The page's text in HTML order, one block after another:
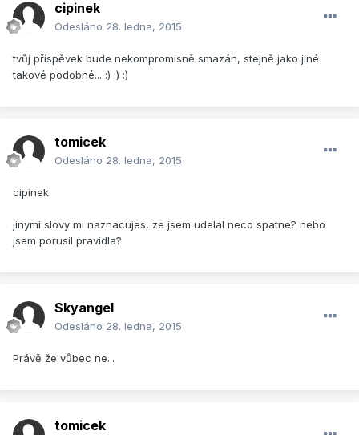
cipinek
Odesláno 28. ledna, 2015
tvůj příspěvek bude nekompromisně smazán, stejně jako jiné
takové podobné... :) :) :)
tomicek
Odesláno 28. ledna, 2015
cipinek:
jinymi slovy mi naznacujes, ze jsem udelal neco spatne? nebo
jsem porusil pravidla?
Skyangel
Odesláno 28. ledna, 2015
Právě že vůbec ne...
tomicek